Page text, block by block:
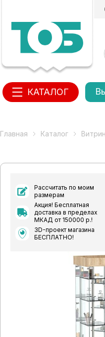
КАТАЛОГ
Главная Каталог
Рассчитать по моим
размерам
Акция! Бесплатная
доставка в пределах
МКАД от 150000 р.!
3D-проект магазина
БЕСПЛАТНО!